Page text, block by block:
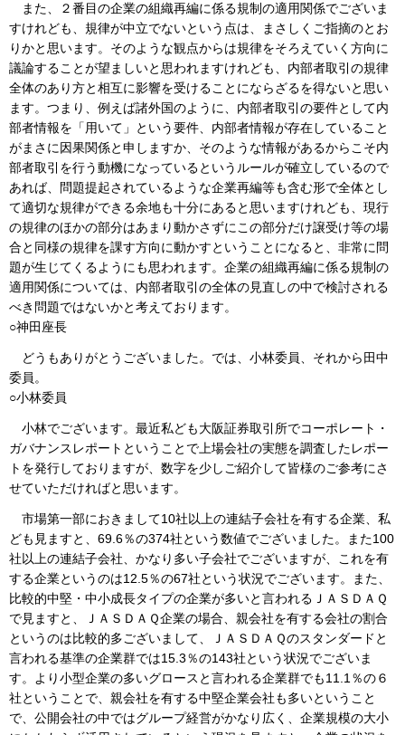
また、２番目の企業の組織再編に係る規制の適用関係でございま
すけれども、規律が中立でないという点は、まさしくご指摘のとお
りかと思います。そのような観点からは規律をそろえていく方向に
議論することが望ましいと思われますけれども、内部者取引の規律
全体のあり方と相互に影響を受けることにならざるを得ないと思い
ます。つまり、例えば諸外国のように、内部者取引の要件として内
部者情報を「用いて」という要件、内部者情報が存在していること
がまさに因果関係と申しますか、そのような情報があるからこそ内
部者取引を行う動機になっているというルールが確立しているので
あれば、問題提起されているような企業再編等も含む形で全体とし
て適切な規律ができる余地も十分にあると思いますけれども、現行
の規律のほかの部分はあまり動かさずにこの部分だけ譲受け等の場
合と同様の規律を課す方向に動かすということになると、非常に問
題が生じてくるようにも思われます。企業の組織再編に係る規制の
適用関係については、内部者取引の全体の見直しの中で検討される
べき問題ではないかと考えております。
○神田座長
どうもありがとうございました。では、小林委員、それから田中
委員。
○小林委員
小林でございます。最近私ども大阪証券取引所でコーポレート・
ガバナンスレポートということで上場会社の実態を調査したレポー
トを発行しておりますが、数字を少しご紹介して皆様のご参考にさ
せていただければと思います。
市場第一部におきまして10社以上の連結子会社を有する企業、私
ども見ますと、69.6％の374社という数値でございました。また100
社以上の連結子会社、かなり多い子会社でございますが、これを有
する企業というのは12.5％の67社という状況でございます。また、
比較的中堅・中小成長タイプの企業が多いと言われるＪＡＳＤＡＱ
で見ますと、ＪＡＳＤＡＱ企業の場合、親会社を有する会社の割合
というのは比較的多ございまして、ＪＡＳＤＡＱのスタンダードと
言われる基準の企業群では15.3％の143社という状況でございま
す。より小型企業の多いグロースと言われる企業群でも11.1％の６
社ということで、親会社を有する中堅企業会社も多いということ
で、公開会社の中ではグループ経営がかなり広く、企業規模の大小